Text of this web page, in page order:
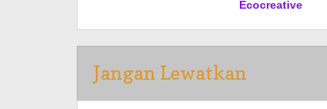
Ecocreative
Jangan Lewatkan